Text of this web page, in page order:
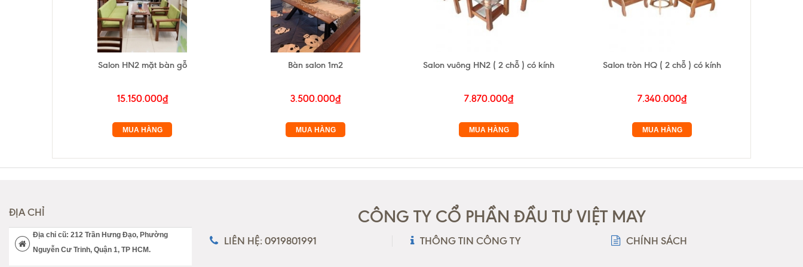
Salon HN2 mặt bàn gỗ
15.150.000₫
MUA HÀNG
Bàn salon 1m2
3.500.000₫
MUA HÀNG
Salon vuông HN2 ( 2 chỗ ) có kính
7.870.000₫
MUA HÀNG
Salon tròn HQ ( 2 chỗ ) có kính
7.340.000₫
MUA HÀNG
ĐỊA CHỈ
Địa chỉ cũ: 212 Trần Hưng Đạo, Phường
Nguyễn Cư Trinh, Quận 1, TP HCM.
CÔNG TY CỔ PHẦN ĐẦU TƯ VIỆT MAY
LIÊN HỆ: 0919801991 THÔNG TIN CÔNG TY CHÍNH SÁCH